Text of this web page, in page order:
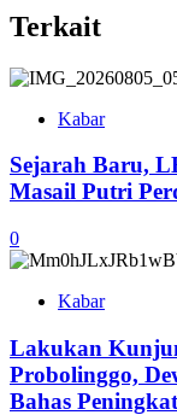
Terkait
Kabar
Sejarah Baru,
Masail Putri
0
Kabar
Lakukan
Probolinggo,
Bahas